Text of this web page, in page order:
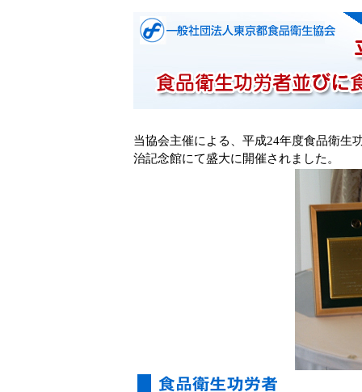
当協会主催による、平成24年度食品衛生
治記念館にて盛大に開催されました。